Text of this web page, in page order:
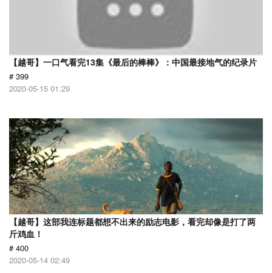
【越哥】一口气看完13集《最后的棒棒》：中国最接地气的纪录片
# 399
2020-05-15 01:29
【越哥】这部我连标题都想不出来的励志电影，看完却像是打了两
斤鸡血！
# 400
2020-05-14 02:49